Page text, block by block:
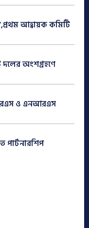
আহ্বায়ক কমিটি
অংশগ্রহণে
ও এনআরএস